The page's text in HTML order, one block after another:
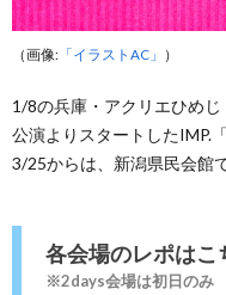
（画像: 「イラストAC」 ）
1/8の兵庫・アクリエひめじ
公演よりスタートしたIMP.
3/25からは、新潟県民会館
各会場のレポはこ
※2days会場は初日のみ